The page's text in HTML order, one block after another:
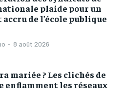
plaide pour un
de l’école publique
- 8 août 2026
mariée ? Les clichés de
enflamment les réseaux